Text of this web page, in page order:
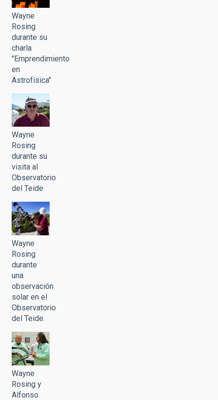
Wayne
Rosing
durante su
charla
"Emprendimiento
en
Astrofísica"
Wayne
Rosing
durante su
visita al
Observatorio
del Teide
Wayne
Rosing
durante
una
observación
solar en el
Observatorio
del Teide.
Wayne
Rosing y
Alfonso